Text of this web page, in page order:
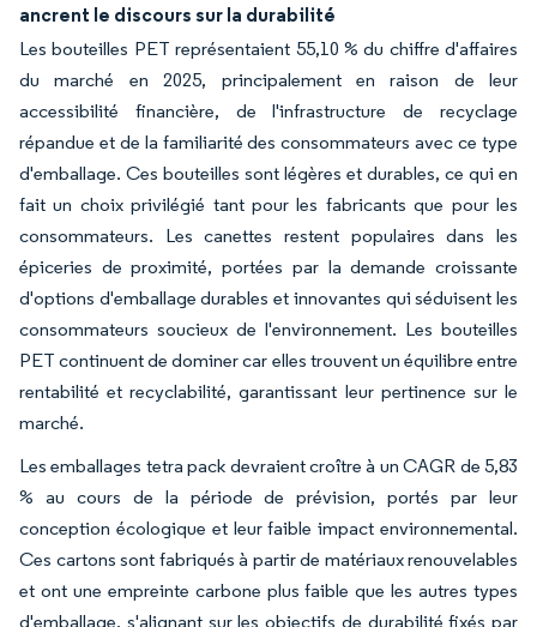
ancrent le discours sur la durabilité
Les bouteilles PET représentaient 55,10 % du chiffre d'affaires
du marché en 2025, principalement en raison de leur
accessibilité financière, de l'infrastructure de recyclage
répandue et de la familiarité des consommateurs avec ce type
d'emballage. Ces bouteilles sont légères et durables, ce qui en
fait un choix privilégié tant pour les fabricants que pour les
consommateurs. Les canettes restent populaires dans les
épiceries de proximité, portées par la demande croissante
d'options d'emballage durables et innovantes qui séduisent les
consommateurs soucieux de l'environnement. Les bouteilles
PET continuent de dominer car elles trouvent un équilibre entre
rentabilité et recyclabilité, garantissant leur pertinence sur le
marché.
Les emballages tetra pack devraient croître à un CAGR de 5,83
% au cours de la période de prévision, portés par leur
conception écologique et leur faible impact environnemental.
Ces cartons sont fabriqués à partir de matériaux renouvelables
et ont une empreinte carbone plus faible que les autres types
d'emballage, s'alignant sur les objectifs de durabilité fixés par